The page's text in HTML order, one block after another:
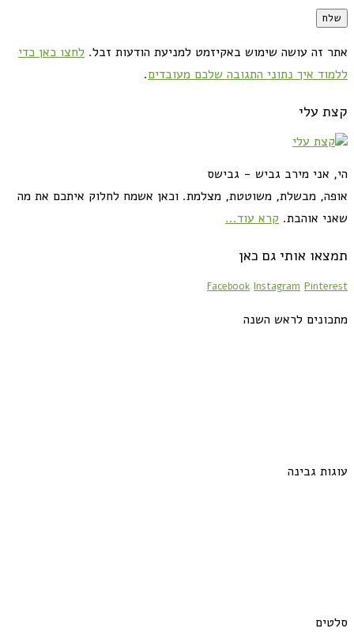
אתר זה עושה שימוש באקיזמט למניעת הודעות זבל. לחצו כאן כדי
ללמוד איך נתוני התגובה שלכם מעובדים.
קצת עלי
הי, אני מירב גביש - גבישס
אופה, מבשלת, משוטטת, מצלמת. וכאן אשמח לחלוק איתכם את מה
שאני אוהבת. קרא עוד...
תמצאו אותי גם כאן
Facebook Instagram Pinterest
מתכונים לראש השנה
עוגות גבינה
סלטים